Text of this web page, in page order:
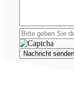
Nachricht senden